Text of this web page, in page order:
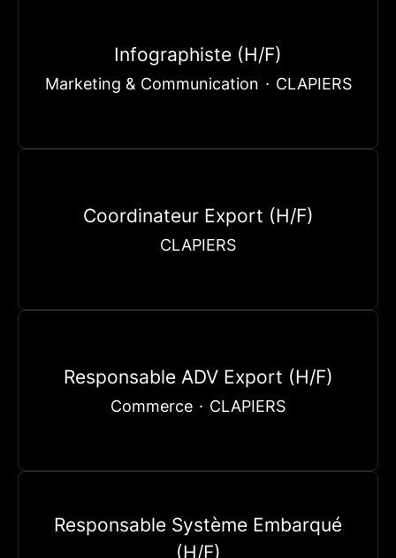
Infographiste (H/F)
Marketing & Communication · CLAPIERS
Coordinateur Export (H/F)
CLAPIERS
Responsable ADV Export (H/F)
Commerce · CLAPIERS
Responsable Système Embarqué
(H/F)